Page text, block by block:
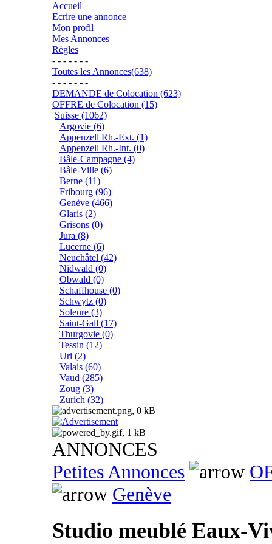
Accueil
Ecrire une annonce
Mon profil
Mes Annonces
Règles
- - - - - - -
Toutes les Annonces(638)
- - - - - - -
DEMANDE de Colocation (623)
OFFRE de Colocation (15)
Suisse (1062)
Argovie (6)
Appenzell Rh.-Ext. (1)
Appenzell Rh.-Int. (0)
Bâle-Campagne (4)
Bâle-Ville (6)
Berne (11)
Fribourg (96)
Genève (466)
Glaris (2)
Grisons (0)
Jura (8)
Lucerne (6)
Neuchâtel (42)
Nidwald (0)
Obwald (0)
Schaffhouse (0)
Schwytz (0)
Soleure (3)
Saint-Gall (17)
Thurgovie (0)
Tessin (12)
Uri (2)
Valais (60)
Vaud (285)
Zoug (3)
Zurich (32)
ANNONCES
Petites Annonces
Genève
Studio meublé Eaux-